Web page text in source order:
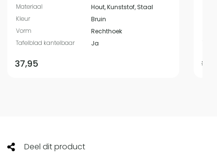
Materiaal
Hout, Kunststof, Staal
Kleur
Bruin
Vorm
Rechthoek
Tafelblad kantelbaar
Ja
37,95 22,95
Deel dit product